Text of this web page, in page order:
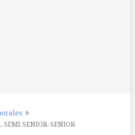
SEMI SENIOR-SENIOR